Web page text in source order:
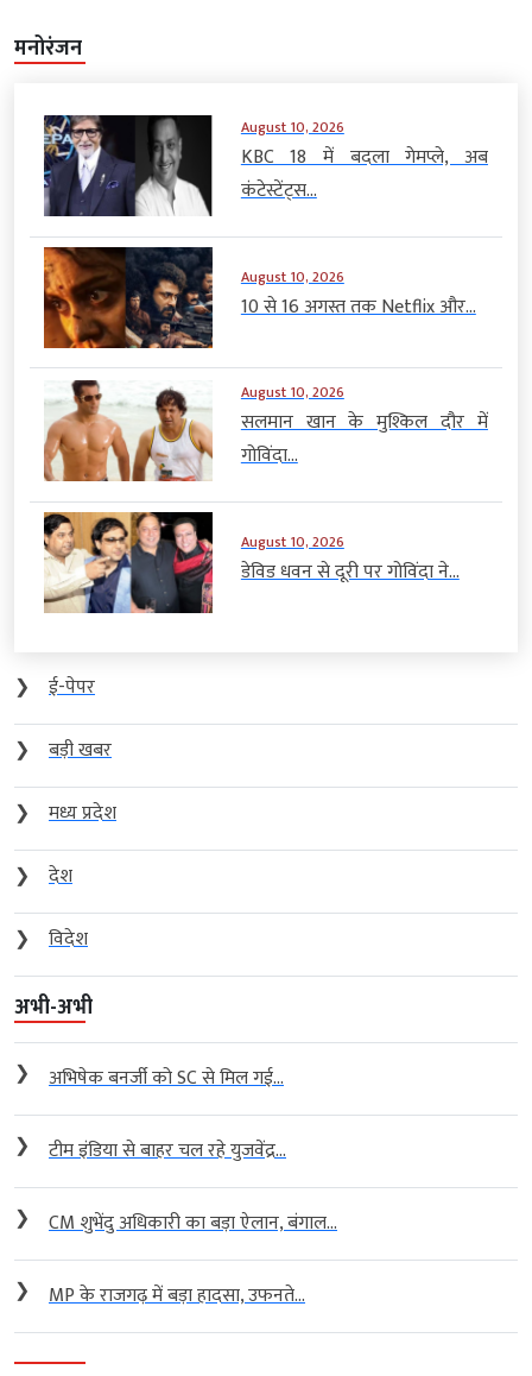
मनोरंजन
August 10, 2026
KBC 18 में बदला गेमप्ले, अब
कंटेस्टेंट्स...
August 10, 2026
10 से 16 अगस्त तक Netflix और...
August 10, 2026
सलमान खान के मुश्किल दौर में
गोविंदा...
August 10, 2026
डेविड धवन से दूरी पर गोविंदा ने...
❯
ई-पेपर
❯
बड़ी खबर
❯
मध्य प्रदेश
❯
देश
❯
विदेश
अभी-अभी
❯ अभिषेक बनर्जी को SC से मिल गई...
❯ टीम इंडिया से बाहर चल रहे युजवेंद्र...
❯ CM शुभेंदु अधिकारी का बड़ा ऐलान, बंगाल...
❯ MP के राजगढ़ में बड़ा हादसा, उफनते...